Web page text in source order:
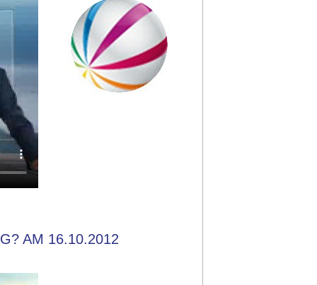
AM 16.10.2012